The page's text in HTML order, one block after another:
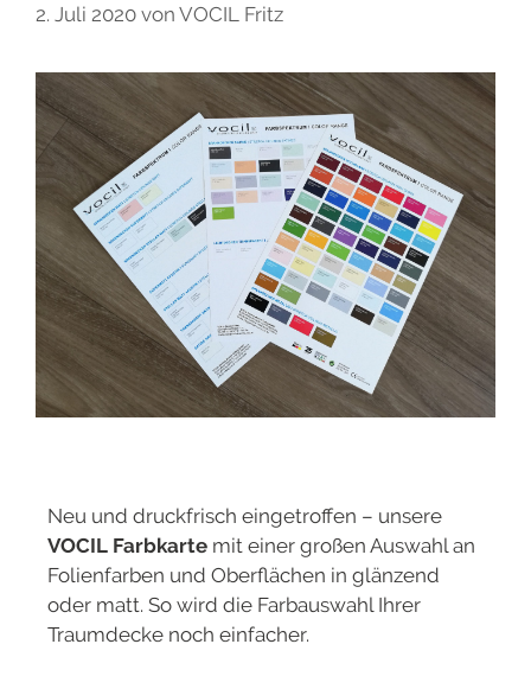
2. Juli 2020 von VOCIL Fritz
Neu und druckfrisch eingetroffen – unsere
VOCIL Farbkarte mit einer großen Auswahl an
Folienfarben und Oberflächen in glänzend
oder matt. So wird die Farbauswahl Ihrer
Traumdecke noch einfacher.